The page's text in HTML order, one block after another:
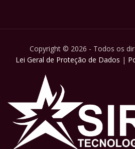
Copyright © 2026 - Todos os
Lei Geral de Proteção de Dados |